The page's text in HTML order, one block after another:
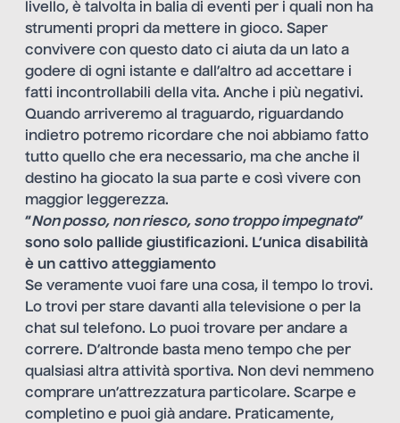
livello, è talvolta in balia di eventi per i quali non ha
strumenti propri da mettere in gioco. Saper
convivere con questo dato ci aiuta da un lato a
godere di ogni istante e dall’altro ad accettare i
fatti incontrollabili della vita. Anche i più negativi.
Quando arriveremo al traguardo, riguardando
indietro potremo ricordare che noi abbiamo fatto
tutto quello che era necessario, ma che anche il
destino ha giocato la sua parte e così vivere con
maggior leggerezza.
“Non posso, non riesco, sono troppo impegnato”
sono solo pallide giustificazioni. L’unica disabilità
è un cattivo atteggiamento
Se veramente vuoi fare una cosa, il tempo lo trovi.
Lo trovi per stare davanti alla televisione o per la
chat sul telefono. Lo puoi trovare per andare a
correre. D’altronde basta meno tempo che per
qualsiasi altra attività sportiva. Non devi nemmeno
comprare un’attrezzatura particolare. Scarpe e
completino e puoi già andare. Praticamente,